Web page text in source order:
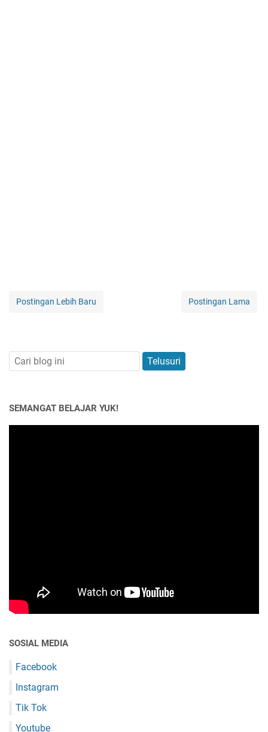
Postingan Lebih Baru Postingan Lama
SEMANGAT BELAJAR YUK!
SOSIAL MEDIA
Facebook
Instagram
Tik Tok
Youtube